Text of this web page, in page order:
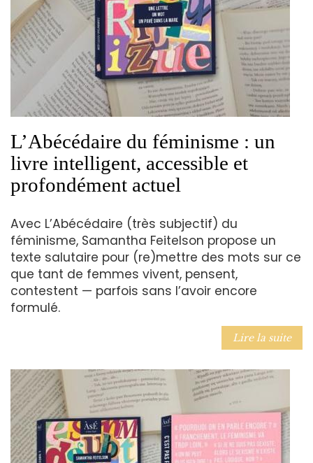
L’Abécédaire du féminisme : un
livre intelligent, accessible et
profondément actuel
Avec L’Abécédaire (très subjectif) du
féminisme, Samantha Feitelson propose un
texte salutaire pour (re)mettre des mots sur ce
que tant de femmes vivent, pensent,
contestent — parfois sans l’avoir encore
formulé.
Lire la suite